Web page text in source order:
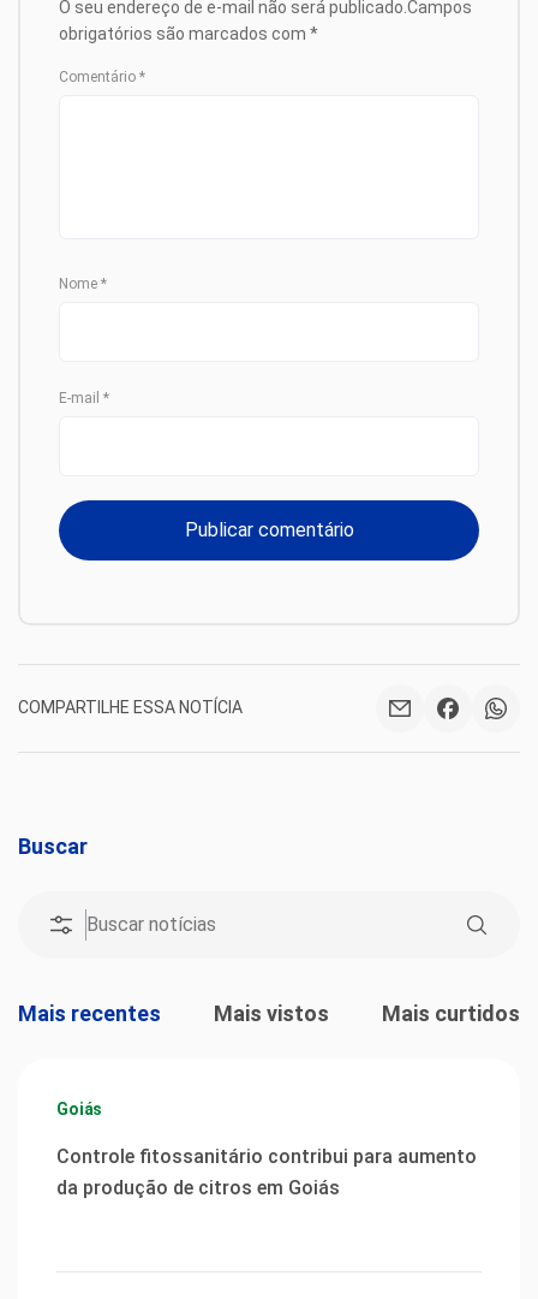
O seu endereço de e-mail não será publicado. Campos
obrigatórios são marcados com *
Comentário *
Nome *
E-mail *
COMPARTILHE ESSA NOTÍCIA
Buscar
Mais recentes Mais vistos Mais curtidos
Goiás
Controle fitossanitário contribui para aumento
da produção de citros em Goiás